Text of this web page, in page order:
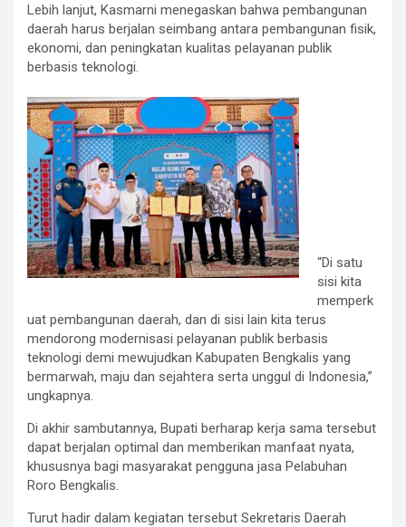
Lebih lanjut, Kasmarni menegaskan bahwa pembangunan
daerah harus berjalan seimbang antara pembangunan fisik,
ekonomi, dan peningkatan kualitas pelayanan publik
berbasis teknologi.
“Di satu
sisi kita
memperk
uat pembangunan daerah, dan di sisi lain kita terus
mendorong modernisasi pelayanan publik berbasis
teknologi demi mewujudkan Kabupaten Bengkalis yang
bermarwah, maju dan sejahtera serta unggul di Indonesia,”
ungkapnya.
Di akhir sambutannya, Bupati berharap kerja sama tersebut
dapat berjalan optimal dan memberikan manfaat nyata,
khususnya bagi masyarakat pengguna jasa Pelabuhan
Roro Bengkalis.
Turut hadir dalam kegiatan tersebut Sekretaris Daerah